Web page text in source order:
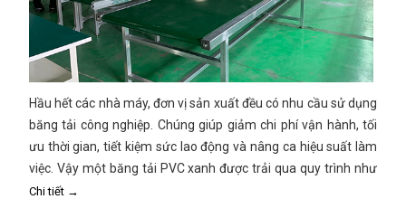
Hầu hết các nhà máy, đơn vị sản xuất đều có nhu cầu sử dụng
băng tải công nghiệp. Chúng giúp giảm chi phí vận hành, tối
ưu thời gian, tiết kiệm sức lao động và nâng ca hiệu suất làm
việc. Vậy một băng tải PVC xanh được trải qua quy trình như
thế nào?
Chi tiết →